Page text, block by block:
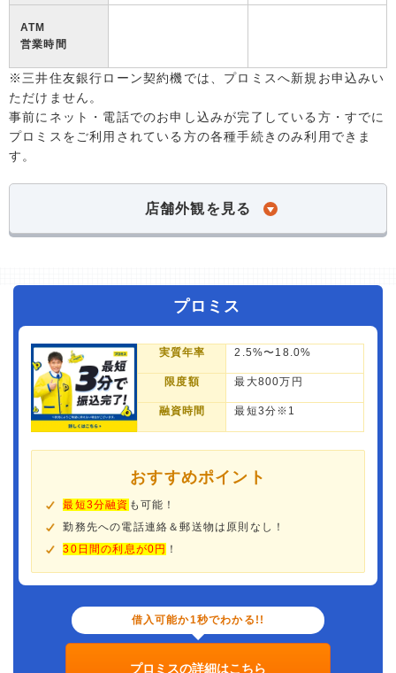
ATM
営業時間
※三井住友銀行ローン契約機では、プロミスへ新規お申込みい
ただけません。
事前にネット・電話でのお申し込みが完了している方・すでに
プロミスをご利用されている方の各種手続きのみ利用できま
す。
店舗外観を見る
プロミス
実質年率 2.5%〜18.0%
限度額 最大800万円
融資時間 最短3分※1
おすすめポイント
最短3分融資 も可能！
勤務先への電話連絡＆郵送物は原則なし！
30日間の利息が0円 ！
借入可能か1秒でわかる!!
プロミスの詳細はこちら